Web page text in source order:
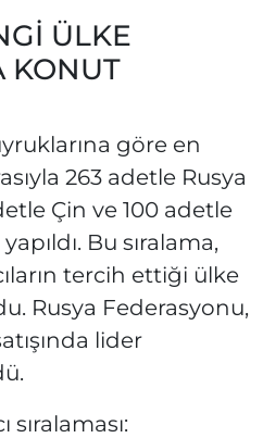
ÜLKE
KONUT
göre en
263 adetle Rusya
Çin ve 100 adetle
Bu sıralama,
tercih ettiği ülke
Rusya Federasyonu,
lider
sıralaması: